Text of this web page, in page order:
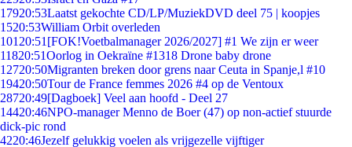
17920:53Laatst gekochte CD/LP/MuziekDVD deel 75 | koopjes
1520:53William Orbit overleden
101 20:51 [FOK!Voetbalmanager 2026/2027] #1 We zijn er weer
11820:51Oorlog in Oekraïne #1318 Drone baby drone
12720:50Migranten breken door grens naar Ceuta in Spanje,l #10
19420:50Tour de France femmes 2026 #4 op de Ventoux
28720:49[Dagboek] Veel aan hoofd - Deel 27
14420:46NPO-manager Menno de Boer (47) op non-actief stuurde
dick-pic rond
4220:46Jezelf gelukkig voelen als vrijgezelle vijftiger